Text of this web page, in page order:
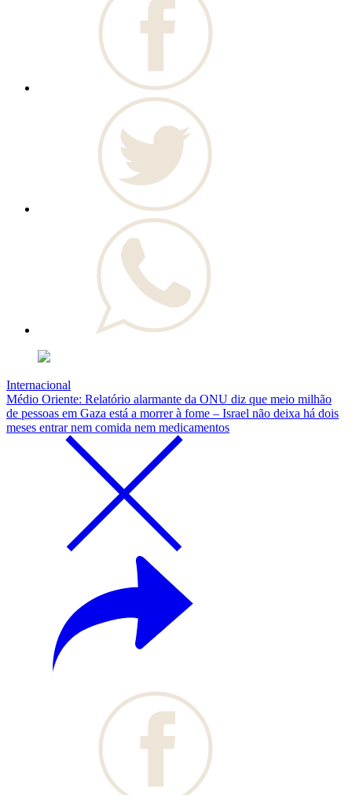
Internacional
Médio Oriente: Relatório alarmante da ONU diz que meio milhão
de pessoas em Gaza está a morrer à fome – Israel não deixa há dois
meses entrar nem comida nem medicamentos